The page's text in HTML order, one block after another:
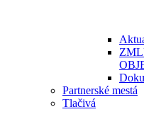
Partnerské mestá
Tlačivá